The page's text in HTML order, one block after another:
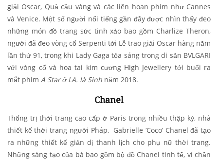
giải Oscar, Quả cầu vàng và các liên hoan phim như Cannes
và Venice. Một số người nổi tiếng gần đây được nhìn thấy đeo
những món đồ trang sức tinh xảo bao gồm Charlize Theron,
người đã đeo vòng cổ Serpenti tới Lễ trao giải Oscar hàng năm
lần thứ 91, trong khi Lady Gaga tỏa sáng trong di sản BVLGARI
với vòng cổ và hoa tai kim cương High Jewellery tới buổi ra
mắt phim A Star ở LA. là Sinh năm 2018.
Chanel
Thống trị thời trang cao cấp ở Paris trong nhiều thập kỷ, nhà
thiết kế thời trang người Pháp, Gabrielle ‘Coco’ Chanel đã tạo
ra những thiết kế giản dị thanh lịch cho phụ nữ thời trang.
Những sáng tạo của bà bao gồm bộ đồ Chanel tinh tế, ví chần